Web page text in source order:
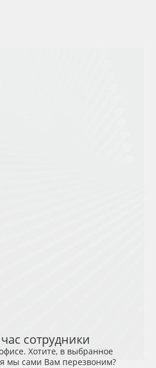
сотрудники
Хотите, в выбранное
мы сами Вам перезвоним?